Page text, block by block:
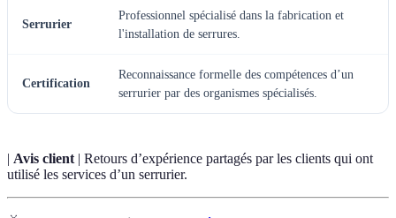
Serrurier
Professionnel spécialisé dans la fabrication et
l'installation de serrures.
Certification
Reconnaissance formelle des compétences d’un
serrurier par des organismes spécialisés.
Avis client| Retours d’expérience partagés par les clients qui ont
utilisé les services d’un serrurier.